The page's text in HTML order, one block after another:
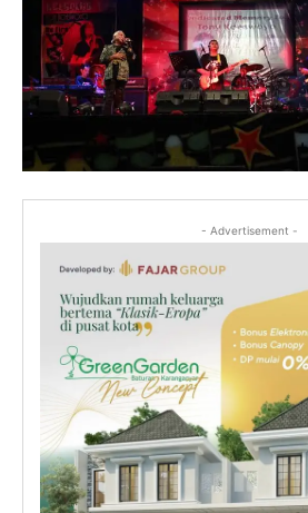
- Advertisement -